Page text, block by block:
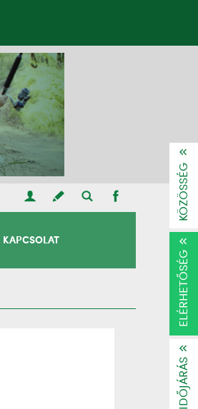
KAPCSOLAT
KÖZÖSSÉG
ELÉRHETŐSÉG
IDŐJÁRÁS